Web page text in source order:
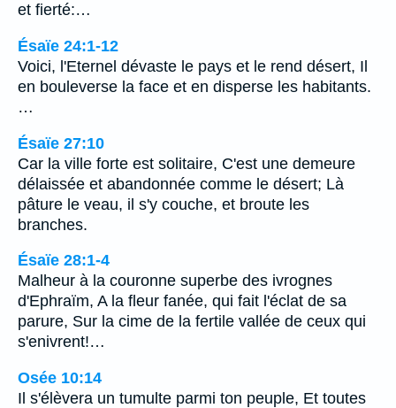
et fierté:…
Ésaïe 24:1-12
Voici, l'Eternel dévaste le pays et le rend désert, Il
en bouleverse la face et en disperse les habitants.
…
Ésaïe 27:10
Car la ville forte est solitaire, C'est une demeure
délaissée et abandonnée comme le désert; Là
pâture le veau, il s'y couche, et broute les
branches.
Ésaïe 28:1-4
Malheur à la couronne superbe des ivrognes
d'Ephraïm, A la fleur fanée, qui fait l'éclat de sa
parure, Sur la cime de la fertile vallée de ceux qui
s'enivrent!…
Osée 10:14
Il s'élèvera un tumulte parmi ton peuple, Et toutes